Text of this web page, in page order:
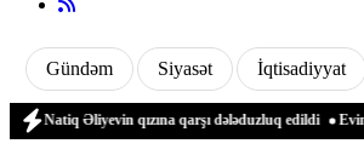
Gündəm Siyasət İqtisadiyyat
Əliyevin qızına qarşı dələduzluq edildi Evinə